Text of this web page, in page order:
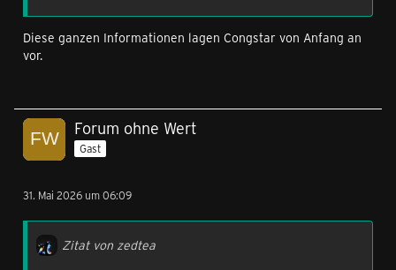
Diese ganzen Informationen lagen Congstar von Anfang an
vor.
Forum ohne Wert
Gast
31. Mai 2026 um 06:09
Zitat von zedtea